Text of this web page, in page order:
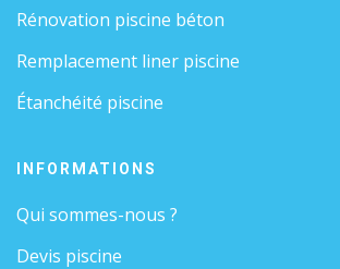
Rénovation piscine béton
Remplacement liner piscine
Étanchéité piscine
INFORMATIONS
Qui sommes-nous ?
Devis piscine